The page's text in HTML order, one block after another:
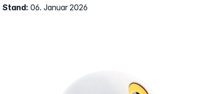
Stand: 06. Januar 2026